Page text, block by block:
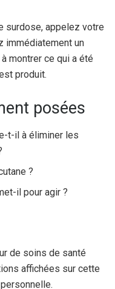
surdose, appelez votre
immédiatement un
montrer ce qui a été
produit.
posées
t-il à éliminer les
?
il pour agir ?
de soins de santé
affichées sur cette